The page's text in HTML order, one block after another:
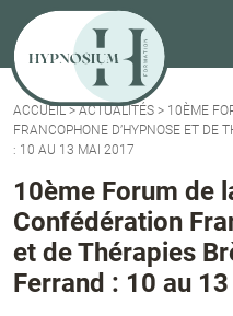
ACCUEIL>ACTUALITÉS > 10ÈME
FRANCOPHONE D’HYPNOSE ET DE
: 10 AU 13 MAI 2017
10ème Forum de
Confédération
et de Thérapies
Ferrand : 10 au